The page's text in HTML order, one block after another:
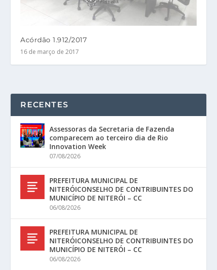
Acórdão 1.912/2017
16 de março de 2017
RECENTES
Assessoras da Secretaria de Fazenda
comparecem ao terceiro dia de Rio
Innovation Week
07/08/2026
PREFEITURA MUNICIPAL DE
NITERÓICONSELHO DE CONTRIBUINTES DO
MUNICÍPIO DE NITERÓI – CC
06/08/2026
PREFEITURA MUNICIPAL DE
NITERÓICONSELHO DE CONTRIBUINTES DO
MUNICÍPIO DE NITERÓI – CC
06/08/2026